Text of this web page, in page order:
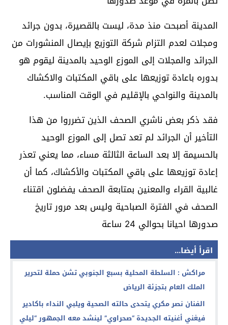
المدينة أصبحت منذ مدة، ليست بالقصيرة، بدون جرائد
ومجلات لعدم التزام شركة التوزيع بإيصال المنشورات من
الجرائد والمجلات إلى الموزع الوحيد بالمدينة ليقوم هو
بدوره باعادة توزيعها على باقي المكتبات والاكشاك
بالمدينة والنواحي بالإقليم في الوقت المناسب.
فقد ذكر بعض ناشري الصحف الذين تضرروا من هذا
التأخير أن الجرائد لم تعد تصل إلى الموزع الوحيد
بالحسيمة إلا بعد الساعة الثالثة مساء، مما يعني تعذر
إعادة توزيعها على باقي المكتبات والأكشاك، كما أن
غالبية القراء والمعنين بمتابعة الصحف يفضلون اقتناء
الصحف في الفترة الصباحية وليس بعد مرور تاريخ
صدورها احيانا بحوالي 24 ساعة
اقرأ أيضا...
مراكش : السلطة المحلية بسبع الجنوبي تشن حملة لتحرير
الملك العام بتجزئة الرياض
الفنان نصر مكري يتحدى حالته الصحية ويلبي النداء باكادير
فيغني أغنيته الجديدة “صحراوي” لينشد معه الجمهور “ليلي